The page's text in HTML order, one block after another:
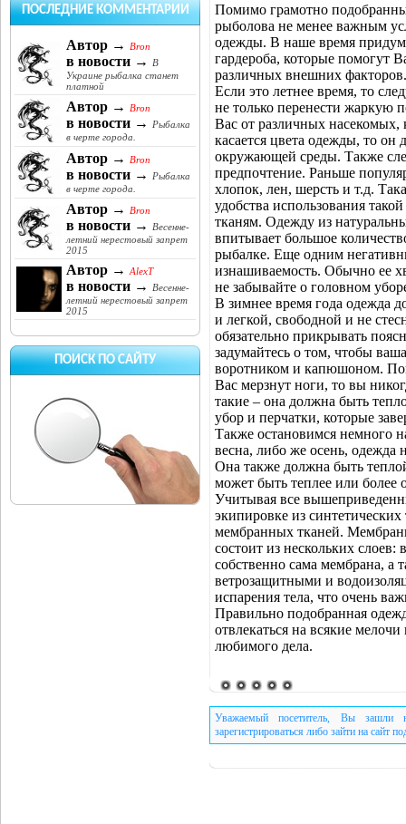
ПОСЛЕДНИЕ КОММЕНТАРИИ
Автор → Bron
в новости →
В
Украине рыбалка станет
платной
Автор → Bron
в новости →
Рыбалка
в черте города.
Автор → Bron
в новости →
Рыбалка
в черте города.
Автор → Bron
в новости →
Весенне-
летний нерестовый запрет
2015
Автор → AlexT
в новости →
Весенне-
летний нерестовый запрет
2015
ПОИСК ПО САЙТУ
Помимо грамотно
рыболова не менее важным
одежды. В наше время
гардероба, которые помогут
различных внешних факторов.
Если это летнее время, то
не только перенести жаркую
Вас от различных насекомых,
касается цвета одежды, то
окружающей среды. Также
предпочтение. Раньше
хлопок, лен, шерсть и т.д.
удобства использования
тканям. Одежду из
впитывает большое
рыбалке. Еще одним
изнашиваемость. Обычно ее
не забывайте о головном
В зимнее время года одежда
и легкой, свободной и не
обязательно прикрывать
задумайтесь о том, чтобы
воротником и капюшоном.
Вас мерзнут ноги, то вы
такие – она должна быть
убор и перчатки, которые
Также остановимся немного
весна, либо же осень, одежда
Она также должна быть
может быть теплее или более
Учитывая все
экипировке из
мембранных тканей.
состоит из нескольких
собственно сама мембрана, а
ветрозащитными и
испарения тела, что очень
Правильно подобранная
отвлекаться на всякие
любимого дела.
Уважаемый посетитель, Вы зашли
зарегистрироваться либо зайти на сайт